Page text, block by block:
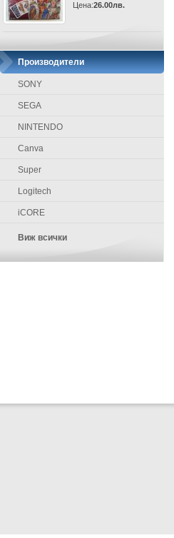
Цена:26.00лв.
Производители
SONY
SEGA
NINTENDO
Canva
Super
Logitech
iCORE
Виж всички